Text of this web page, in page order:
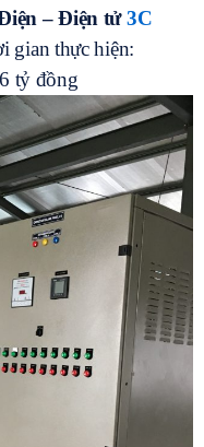
– Điện tử3C
gian thực hiện:
tỷ đồng